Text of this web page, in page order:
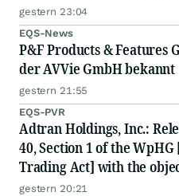
gestern 23:04
EQS-News
P&F Products & Features
der AVVie GmbH bekannt
gestern 21:55
EQS-PVR
Adtran Holdings, Inc.:
40, Section 1 of the
Trading Act] with the
distribution
gestern 20:21